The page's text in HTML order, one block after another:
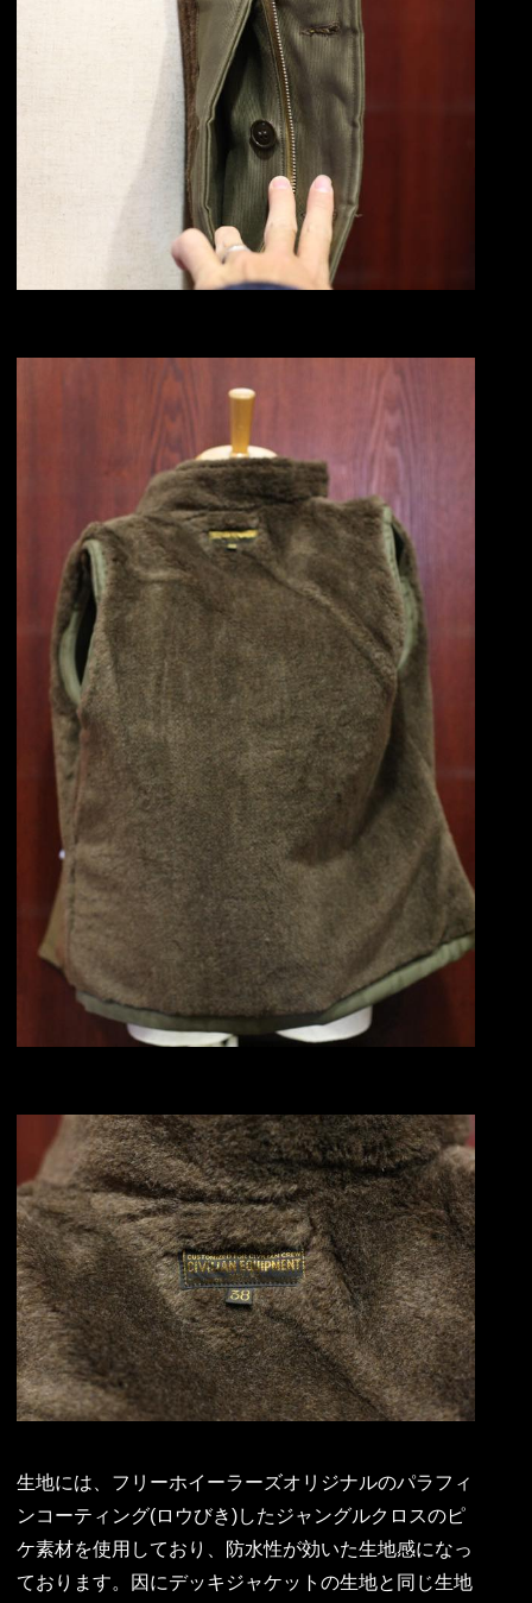
生地には、フリーホイーラーズオリジナルのパラフィ
ンコーティング(ロウびき)したジャングルクロスのピ
ケ素材を使用しており、防水性が効いた生地感になっ
ております。因にデッキジャケットの生地と同じ生地